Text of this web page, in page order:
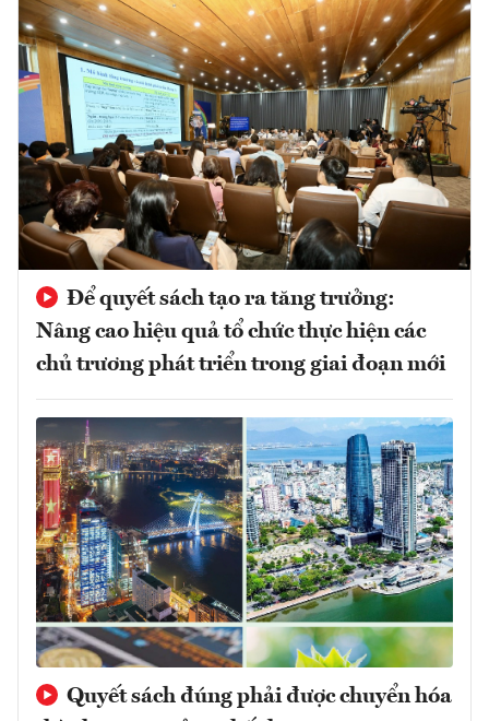
Để quyết sách tạo ra tăng trưởng:
Nâng cao hiệu quả tổ chức thực hiện các
chủ trương phát triển trong giai đoạn mới
Quyết sách đúng phải được chuyển hóa